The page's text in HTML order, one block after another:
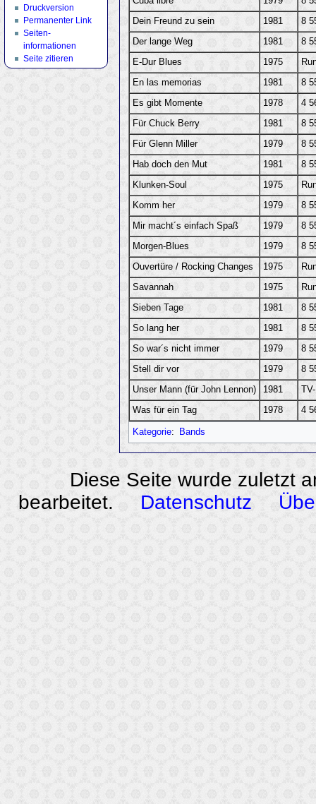
Dein Freund zu sein 1981 8
Der lange Weg 1981 8
E-Dur Blues 1975
En las memorias 1981 8
Es gibt Momente 1978 4
Für Chuck Berry 1981 8
Für Glenn Miller 1979 8
Hab doch den Mut 1981 8
Klunken-Soul 1975
Komm her 1979 8
Mir macht´s einfach Spaß 1979 8
Morgen-Blues 1979 8
Ouvertüre / Rocking Changes 1975
Savannah 1975
Sieben Tage 1981 8
So lang her 1981 8
So war´s nicht immer 1979 8
Stell dir vor 1979 8
Unser Mann (für John Lennon) 1981
Was für ein Tag 1978 4
Kategorie: Bands
Druckversion
Permanenter Link
Seiten­
informationen
Seite zitieren
Diese Seite wurde zuletzt
bearbeitet.
Datenschutz